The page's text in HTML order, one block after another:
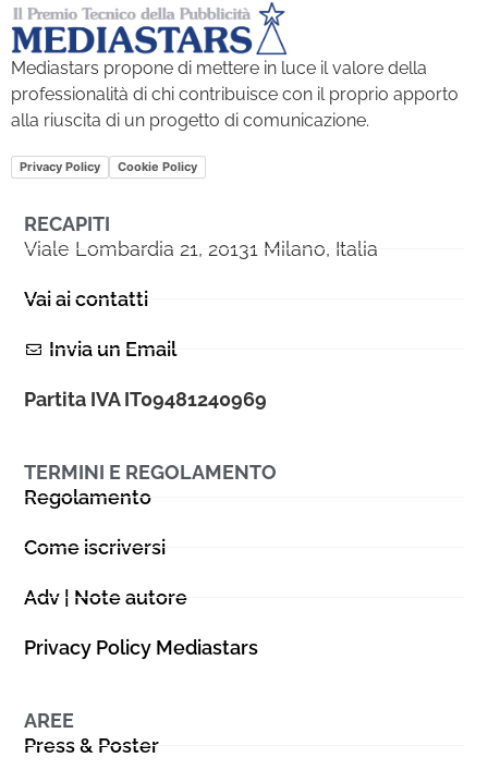
Mediastars propone di mettere in luce il valore della
professionalità di chi contribuisce con il proprio apporto
alla riuscita di un progetto di comunicazione.
Privacy Policy Cookie Policy
RECAPITI
Viale Lombardia 21, 20131 Milano, Italia
Vai ai contatti
Invia un Email
Partita IVA IT09481240969
TERMINI E REGOLAMENTO
Regolamento
Come iscriversi
Adv | Note autore
Privacy Policy Mediastars
AREE
Press & Poster